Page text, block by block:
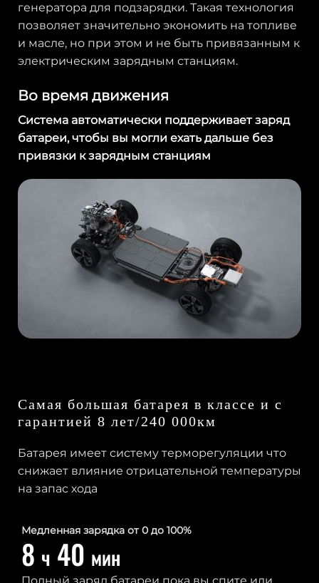
генератора для подзарядки. Такая технология
позволяет значительно экономить на топливе
и масле, но при этом и не быть привязанным к
электрическим зарядным станциям.
Во время движения
Система автоматически поддерживает заряд
батареи, чтобы вы могли ехать дальше без
привязки к зарядным станциям
Самая большая батарея в классе и с
гарантией 8 лет/240 000км
Батарея имеет систему терморегуляции что
снижает влияние отрицательной температуры
на запас хода
Медленная зарядка от 0 до 100%
8 ч 40 мин